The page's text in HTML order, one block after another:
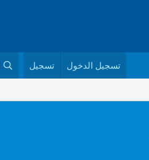
تسجيل الدخول تسجيل